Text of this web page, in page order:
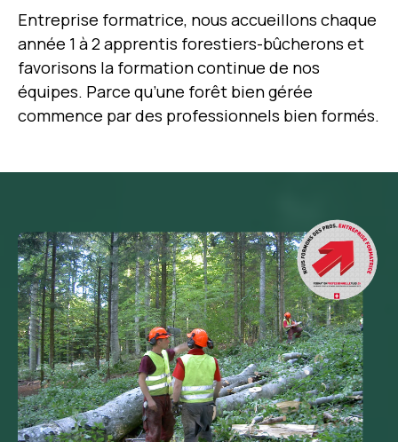
Entreprise formatrice, nous accueillons chaque
année 1 à 2 apprentis forestiers-bûcherons et
favorisons la formation continue de nos
équipes. Parce qu’une forêt bien gérée
commence par des professionnels bien formés.